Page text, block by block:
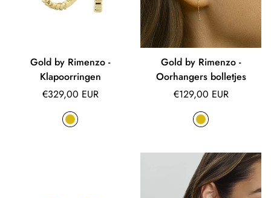
Gold by Rimenzo -
Klapoorringen
Normale
€329,00 EUR
Gold by Rimenzo -
Oorhangers bolletjes
Normale
€129,00 EUR